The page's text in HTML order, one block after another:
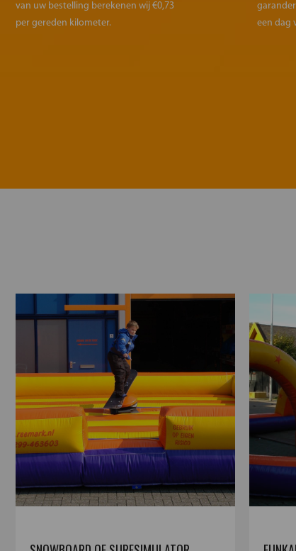
van uw bestelling berekenen wij €0,73
per gereden kilometer.
een dag